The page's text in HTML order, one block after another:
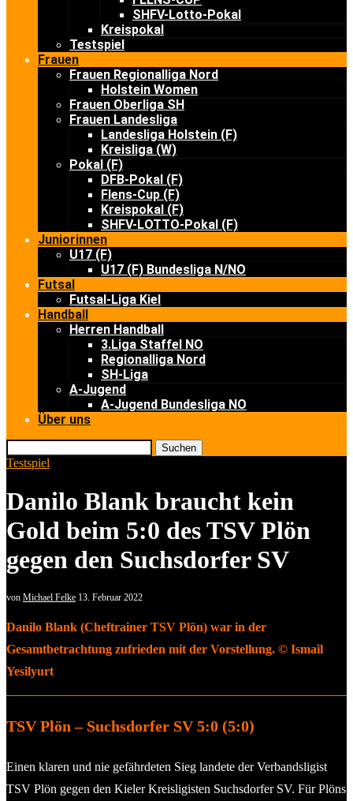
SHFV-Lotto-Pokal
Kreispokal
Testspiel
Frauen
Frauen Regionalliga Nord
Holstein Women
Frauen Oberliga SH
Frauen Landesliga
Landesliga Holstein (F)
Kreisliga (W)
Pokal (F)
DFB-Pokal (F)
Flens-Cup (F)
Kreispokal (F)
SHFV-LOTTO-Pokal (F)
Juniorinnen
U17 (F)
U17 (F) Bundesliga N/NO
Futsal
Futsal-Liga Kiel
Handball
Herren Handball
3.Liga Staffel NO
Regionalliga Nord
SH-Liga
A-Jugend
A-Jugend Bundesliga NO
Über uns
Suchen
Testspiel
Danilo Blank braucht kein
Gold beim 5:0 des TSV Plön
gegen den Suchsdorfer SV
von Michael Felke 13. Februar 2022
Danilo Blank (Cheftrainer TSV Plön) war in der
Gesamtbetrachtung zufrieden mit der Vorstellung. © Ismail
Yesilyurt
TSV Plön – Suchsdorfer SV 5:0 (5:0)
Einen klaren und nie gefährdeten Sieg landete der Verbandsligist
TSV Plön gegen den Kieler Kreisligisten Suchsdorfer SV. Für Plöns